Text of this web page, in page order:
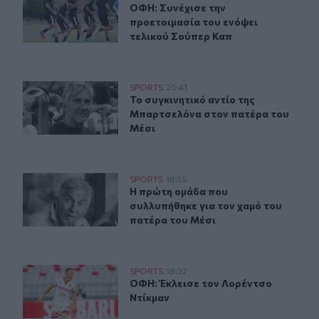
ΟΦΗ: Συνέχισε την προετοιμασία
ΟΦΗ: Συνέχισε την
προετοιμασία του ενόψει
τελικού Σούπερ Καπ
Το συγκινητικό αντίο της Μπαρτσελόνα στον πατέρα
SPORTS 20:41
Το συγκινητικό αντίο της
Το συγκινητικό αντίο της
Μπαρτσελόνα στον πατέρα του
Μέσι
Η πρώτη ομάδα που συλλυπήθηκε για τον χαμό του
SPORTS 18:55
Η πρώτη ομάδα που συλλυπήθηκε
Η πρώτη ομάδα που
συλλυπήθηκε για τον χαμό του
πατέρα του Μέσι
ΟΦΗ: Έκλεισε τον Λορέντσο Ντίκμαν
SPORTS 18:22
ΟΦΗ: Έκλεισε τον Λορέντσο
ΟΦΗ: Έκλεισε τον Λορέντσο
Ντίκμαν